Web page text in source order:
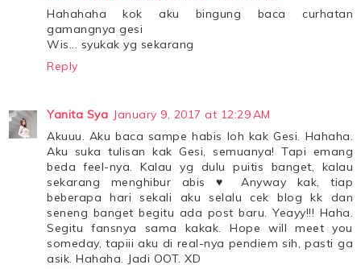
Hahahaha kok aku bingung baca curhatan
gamangnya gesi
Wis... syukak yg sekarang
Reply
Yanita Sya January 9, 2017 at 12:29 AM
Akuuu. Aku baca sampe habis loh kak Gesi. Hahaha.
Aku suka tulisan kak Gesi, semuanya! Tapi emang
beda feel-nya. Kalau yg dulu puitis banget, kalau
sekarang menghibur abis ♥ Anyway kak, tiap
beberapa hari sekali aku selalu cek blog kk dan
seneng banget begitu ada post baru. Yeayy!!! Haha.
Segitu fansnya sama kakak. Hope will meet you
someday, tapiii aku di real-nya pendiem sih, pasti ga
asik. Hahaha. Jadi OOT. XD